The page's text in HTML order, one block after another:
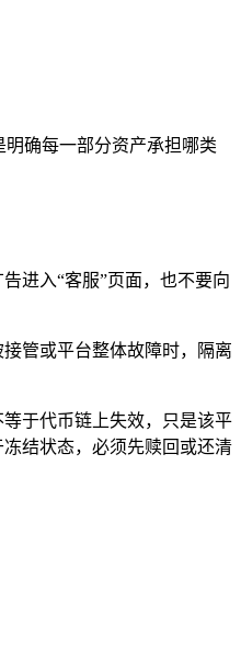
确每一部分资产承担哪类
进入“客服”页面，也不要向
管或平台整体故障时，隔离
于代币链上失效，只是该平
结状态，必须先赎回或还清